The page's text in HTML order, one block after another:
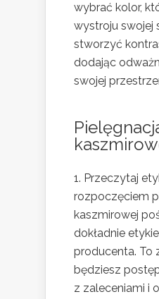
wybrać kolor,
wystroju swojej
stworzyć
dodając
swojej
Przeczytaj
rozpoczęciem
kaszmirowej
dokładnie
producenta. To
będziesz
z zaleceniami i